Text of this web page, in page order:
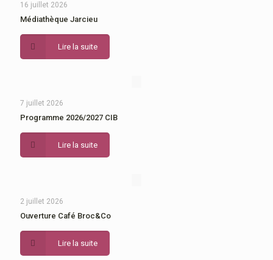
16 juillet 2026
Médiathèque Jarcieu
Lire la suite
7 juillet 2026
Programme 2026/2027 CIB
Lire la suite
2 juillet 2026
Ouverture Café Broc&Co
Lire la suite